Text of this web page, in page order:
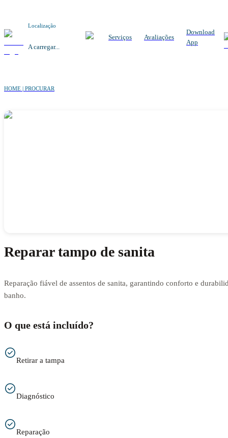
Localização
A carregar...
Serviços Avaliações
Download
App
HOME | PROCURAR
Reparar tampo de sanita
Reparação fiável de assentos de sanita, garantindo conforto e
banho.
O que está incluído?
Retirar a tampa
Diagnóstico
Reparação